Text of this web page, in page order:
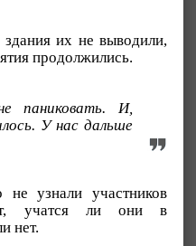
их не выводили,
продолжились.
паниковать. И,
У нас дальше
узнали участников
учатся ли они в
нет.